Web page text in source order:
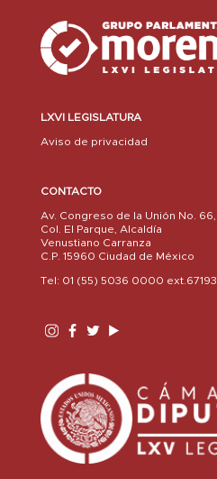
LXVI LEGISLATURA
Aviso de privacidad
CONTACTO
Av. Congreso de la Unión No. 66,
Col. El Parque, Alcaldía
Venustiano Carranza
C.P. 15960 Ciudad de México
Tel: 01 (55) 5036 0000 ext.67193